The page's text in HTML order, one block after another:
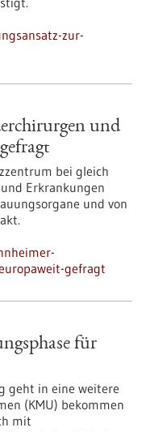
zur-
und
bei gleich
Erkrankungen
und von
gefragt
für
geht in eine weitere
(KMU) bekommen
mit